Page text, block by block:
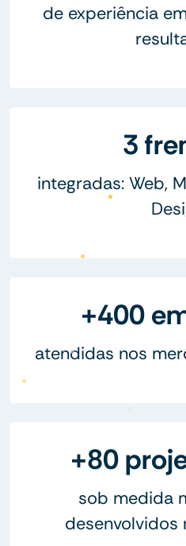
de experiência
3
integradas: Web,
+400
atendidas nos
+80
sob medida
desenvolvidos